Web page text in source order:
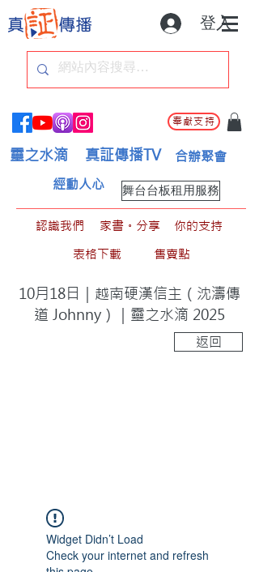
登入
奉獻支持
靈之水滴 真証傳播TV 合辦聚會
舞台台板租用服務
經動人心
認識我們 家書。分享
你的支持
表格下載
售賣點
10月18日｜越南硬漢信主（沈濤傳
道 Johnny）｜靈之水滴 2025
返回
Widget Didn’t Load
Check your internet and refresh